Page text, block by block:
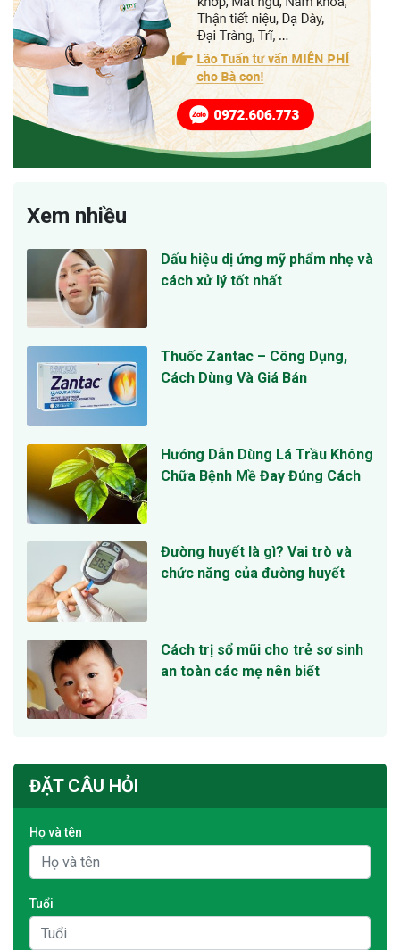
Xem nhiều
Dấu hiệu dị ứng mỹ phẩm nhẹ và
cách xử lý tốt nhất
Thuốc Zantac – Công Dụng,
Cách Dùng Và Giá Bán
Hướng Dẫn Dùng Lá Trầu Không
Chữa Bệnh Mề Đay Đúng Cách
Đường huyết là gì? Vai trò và
chức năng của đường huyết
Cách trị sổ mũi cho trẻ sơ sinh
an toàn các mẹ nên biết
ĐẶT CÂU HỎI
Họ và tên
Tuổi